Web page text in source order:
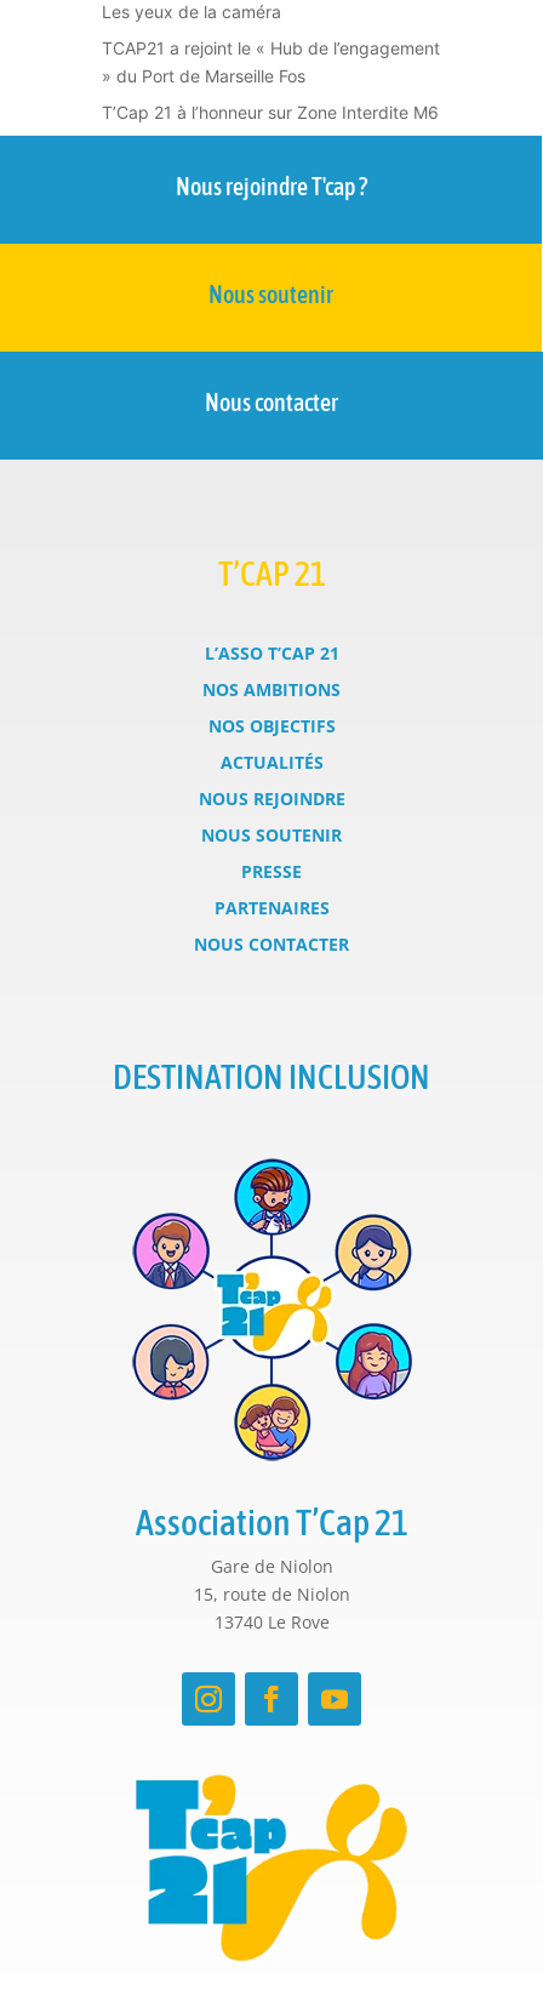
Les yeux de la caméra
TCAP21 a rejoint le « Hub de l’engagement
» du Port de Marseille Fos
T’Cap 21 à l’honneur sur Zone Interdite M6
Nous rejoindre T'cap ?
Nous soutenir
Nous contacter
T’CAP 21
L’ASSO T’CAP 21
NOS AMBITIONS
NOS OBJECTIFS
ACTUALITÉS
NOUS REJOINDRE
NOUS SOUTENIR
PRESSE
PARTENAIRES
NOUS CONTACTER
DESTINATION INCLUSION
Association T’Cap 21
Gare de Niolon
15, route de Niolon
13740 Le Rove